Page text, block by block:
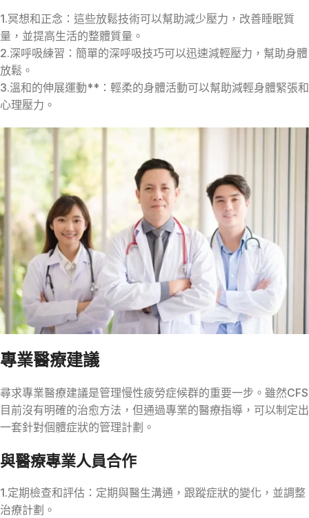
1.冥想和正念：這些放鬆技術可以幫助減少壓力，改善睡眠質
量，並提高生活的整體質量。
2.深呼吸練習：簡單的深呼吸技巧可以迅速減輕壓力，幫助身體
放鬆。
3.溫和的伸展運動**：輕柔的身體活動可以幫助減輕身體緊張和
心理壓力。
專業醫療建議
尋求專業醫療建議是管理慢性疲勞症候群的重要一步。雖然CFS
目前沒有明確的治愈方法，但通過專業的醫療指導，可以制定出
一套針對個體症狀的管理計劃。
與醫療專業人員合作
1.定期檢查和評估：定期與醫生溝通，跟蹤症狀的變化，並調整
治療計劃。